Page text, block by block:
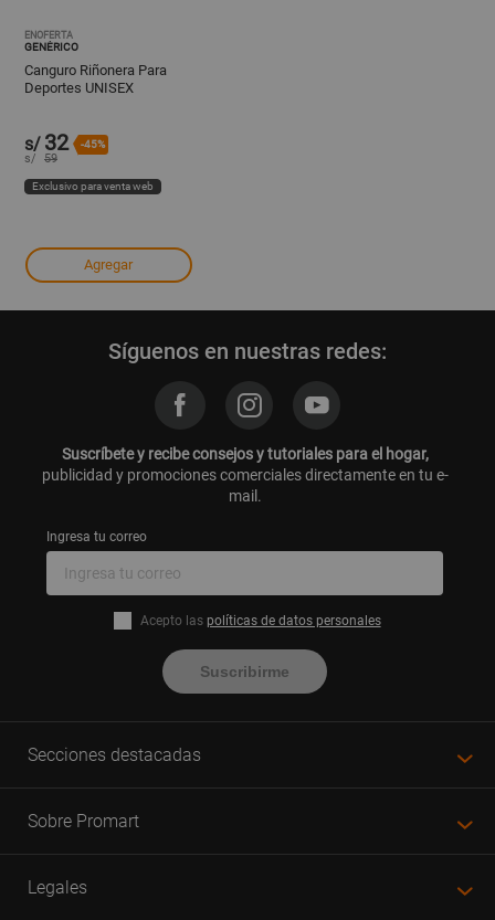
ENOFERTA
GENÉRICO
Canguro Riñonera Para
Deportes UNISEX
s/ 32 -45%
s/ 59
Exclusivo para venta web
Agregar
Síguenos en nuestras redes:
Suscríbete y recibe consejos y tutoriales para el hogar,
publicidad y promociones comerciales directamente en tu e-
mail.
Ingresa tu correo
Acepto las políticas de datos personales
Suscribirme
Secciones destacadas
Sobre Promart
Legales